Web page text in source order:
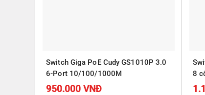
Switch Giga PoE Cudy GS1010P 3.0
6-Port 10/100/1000M
950.000VNĐ
8